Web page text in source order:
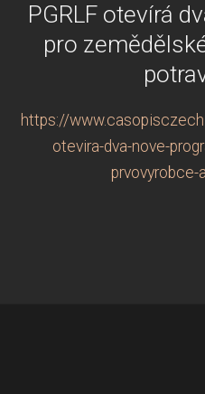
PGRLF otevírá
pro
https://
otevira-dva-nove-
prvovyrobce-